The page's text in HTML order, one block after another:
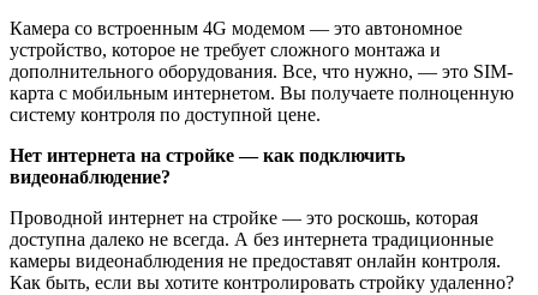
Камера со встроенным 4G модемом — это автономное
устройство, которое не требует сложного монтажа и
дополнительного оборудования. Все, что нужно, — это SIM-
карта с мобильным интернетом. Вы получаете полноценную
систему контроля по доступной цене.
Нет интернета на стройке — как подключить
видеонаблюдение?
Проводной интернет на стройке — это роскошь, которая
доступна далеко не всегда. А без интернета традиционные
камеры видеонаблюдения не предоставят онлайн контроля.
Как быть, если вы хотите контролировать стройку удаленно?